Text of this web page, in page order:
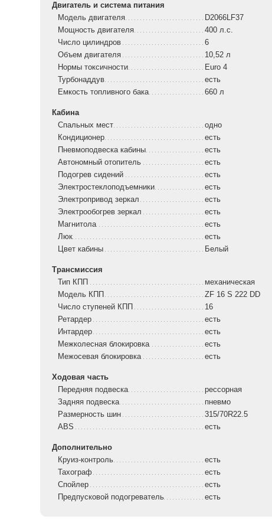
Двигатель и система питания
Модель двигателя
D2066LF37
Мощность двигателя
400 л.с.
Число цилиндров
6
Объем двигателя
10,52 л
Нормы токсичности
Euro 4
Турбонаддув
есть
Емкость топливного бака
660 л
Кабина
Спальных мест
одно
Кондиционер
есть
Пневмоподвеска кабины
есть
Автономный отопитель
есть
Подогрев сидений
есть
Электростеклоподъемники
есть
Электропривод зеркал
есть
Электрообогрев зеркал
есть
Магнитола
есть
Люк
есть
Цвет кабины
Белый
Трансмиссия
Тип КПП
механическая
Модель КПП
ZF 16 S 222 DD
Число ступеней КПП
16
Ретардер
есть
Интардер
есть
Межколесная блокировка
есть
Межосевая блокировка
есть
Ходовая часть
Передняя подвеска
рессорная
Задняя подвеска
пневмо
Размерность шин
315/70R22.5
ABS
есть
Дополнительно
Круиз-контроль
есть
Тахограф
есть
Спойлер
есть
Предпусковой подогреватель
есть